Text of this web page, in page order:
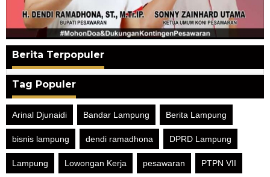
Berita Terpopuler
Tag Populer
Arinal Djunaidi Bandar Lampung Berita Lampung
bisnis lampung dendi ramadhona DPRD Lampung
Lampung Lowongan Kerja pesawaran PTPN VII